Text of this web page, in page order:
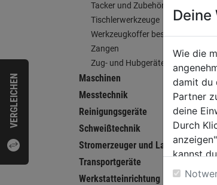
VERGLEICHEN
Tacker und Zubehör
Tischlerwerkzeuge
Werkzeugkoffer bestückt
Zangen
Zug- und Hubgeräte
Maschinen
Messtechnik
Reinigungsgeräte
Schweißtechnik
Stromerzeuger und Ladegeräte
Transportgeräte
Werkstatteinrichtung
Wie die
damit du
Partner
deine
Durch
kannst
Weitere